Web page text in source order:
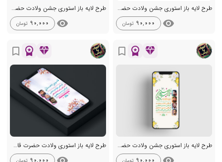
طرح لایه باز استوری جشن ولادت حضرت قاسم ع
visibility
90,000 تومان
طرح لایه باز استوری جشن ولادت حضرت قاسم ع
visibility
90,000 تومان
diamond
workspace_premium
bookmark_border
طرح لایه باز استوری جشن ولادت حضرت قاسم ع
diamond
workspace_premium
bookmark_border
طرح لایه باز استوری ولادت حضرت قاسم (ع)